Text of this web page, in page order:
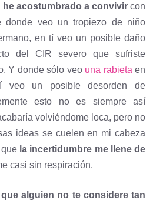
he acostumbrado a convivircon
donde veo un tropiezo de niño
en tí veo un posible daño
del CIR severo que sufriste
Y donde sólo veo una rabieta en
veo un posible desorden de
esto no es siempre así
volviéndome loca, pero no
ideas se cuelen en mi cabeza
la incertidumbre me llene de
casi sin respiración.
alguien no te considere tan